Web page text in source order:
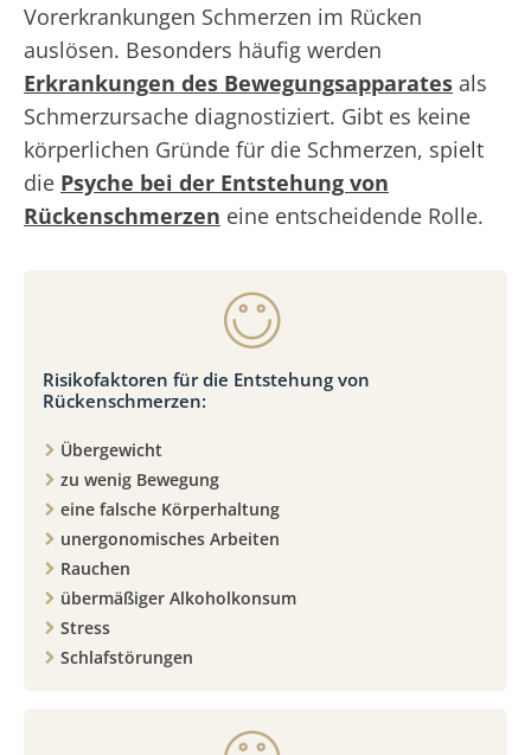
Vorerkrankungen Schmerzen im Rücken
auslösen. Besonders häufig werden
Erkrankungen des Bewegungsapparates als
Schmerzursache diagnostiziert. Gibt es keine
körperlichen Gründe für die Schmerzen, spielt
die Psyche bei der Entstehung von
Rückenschmerzen eine entscheidende Rolle.
Risikofaktoren für die Entstehung von
Rückenschmerzen:
Übergewicht
zu wenig Bewegung
eine falsche Körperhaltung
unergonomisches Arbeiten
Rauchen
übermäßiger Alkoholkonsum
Stress
Schlafstörungen